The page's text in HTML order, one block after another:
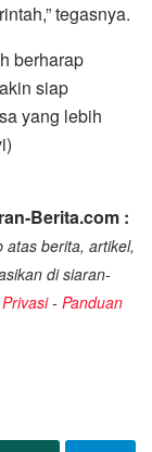
tegasnya.
berharap
siap
yang lebih
Berita.com :
berita, artikel,
di siaran-
- Panduan